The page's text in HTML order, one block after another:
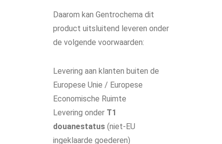
Daarom kan Gentrochema dit
product uitsluitend leveren onder
de volgende voorwaarden:
Levering aan klanten buiten de
Europese Unie / Europese
Economische Ruimte
Levering onder T1
douanestatus(niet-EU
ingeklaarde goederen)